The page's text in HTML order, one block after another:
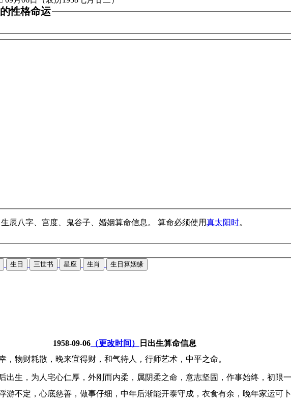
性格命运
辰八字、宫度、鬼谷子、婚姻算命信息。 算命必须使用真太阳时。
生日 三世书 星座 生肖 生日算姻缘
1958-09-06 （更改时间） 日出生算命信息
，物财耗散，晚来宜得财，和气待人，行师艺术，中平之命。
出生，为人宅心仁厚，外刚而内柔，属阴柔之命，意志坚固，作事始终，初限
游不定，心底慈善，做事仔细，中年后渐能开泰守成，衣食有余，晚年家运可